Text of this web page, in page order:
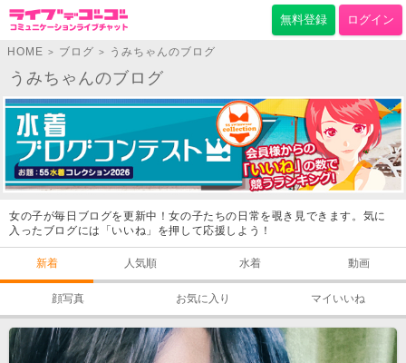
無料登録 ログイン
HOME > ブログ > うみちゃんのブログ
うみちゃんのブログ
女の子が毎日ブログを更新中！女の子たちの日常を覗き見できます。気に
入ったブログには「いいね」を押して応援しよう！
新着 人気順 水着 動画
顔写真 お気に入り マイいいね